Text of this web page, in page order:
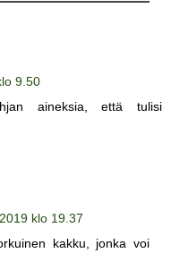
9.50
aineksia, että tulisi
klo 19.37
kakku, jonka voi